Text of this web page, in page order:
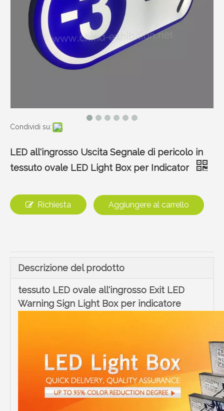
Condividi su:
LED all'ingrosso Uscita Segnale di pericolo in
tessuto ovale LED Light Box per Indicator
Richiesta Aggiungere al carrello
Descrizione del prodotto
tessuto LED ovale all'ingrosso Exit LED
Warning Sign Light Box per indicatore